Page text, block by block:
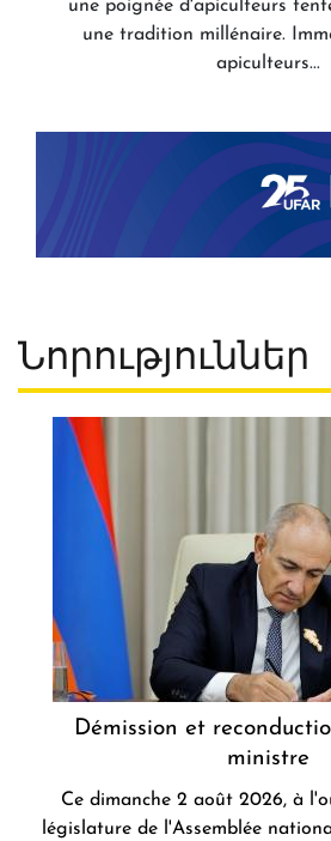
une poignée d'apiculteurs
une tradition millénaire.
apiculteurs...
Նորություններ
Démission et
ministre
Ce dimanche 2 août 2026, à
législature de l'Assemblée